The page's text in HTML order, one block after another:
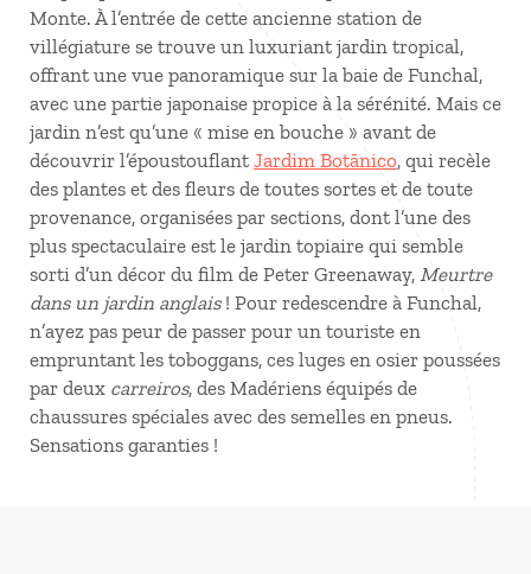
Monte. À l’entrée de cette ancienne station de
villégiature se trouve un luxuriant jardin tropical,
offrant une vue panoramique sur la baie de Funchal,
avec une partie japonaise propice à la sérénité. Mais ce
jardin n’est qu’une « mise en bouche » avant de
découvrir l’époustouflant Jardim Botãnico, qui recèle
des plantes et des fleurs de toutes sortes et de toute
provenance, organisées par sections, dont l’une des
plus spectaculaire est le jardin topiaire qui semble
sorti d’un décor du film de Peter Greenaway, Meurtre
dans un jardin anglais! Pour redescendre à Funchal,
n’ayez pas peur de passer pour un touriste en
empruntant les toboggans, ces luges en osier poussées
par deux carreiros, des Madériens équipés de
chaussures spéciales avec des semelles en pneus.
Sensations garanties !